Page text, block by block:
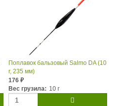
Поплавок бальзовый Salmo DA (10
г, 235 мм)
176 ₽
Вес грузила: 10 г